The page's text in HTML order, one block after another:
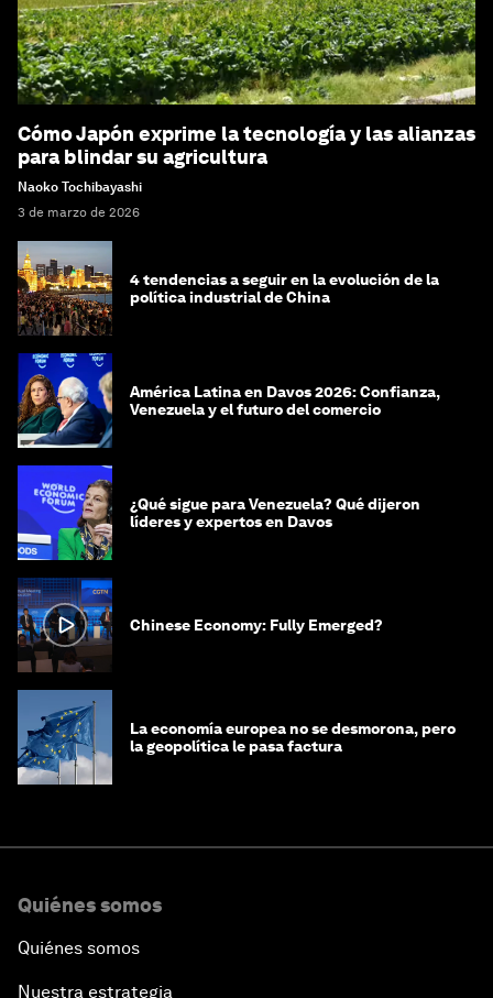
Cómo Japón exprime la tecnología y las alianzas
para blindar su agricultura
Naoko Tochibayashi
3 de marzo de 2026
4 tendencias a seguir en la evolución de la
política industrial de China
América Latina en Davos 2026: Confianza,
Venezuela y el futuro del comercio
¿Qué sigue para Venezuela? Qué dijeron
líderes y expertos en Davos
Chinese Economy: Fully Emerged?
La economía europea no se desmorona, pero
la geopolítica le pasa factura
Quiénes somos
Quiénes somos
Nuestra estrategia